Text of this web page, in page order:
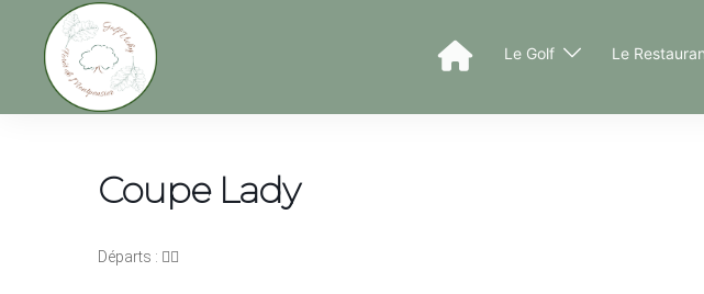
Le Golf Le
Coupe Lady
Départs : 🏌️‍♀️